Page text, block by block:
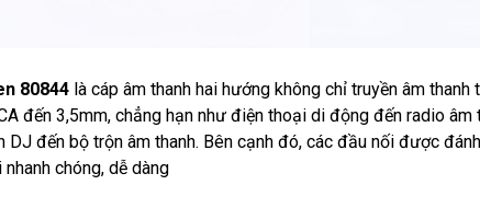
80844 là cáp âm thanh hai hướng không chỉ truyền âm
đến 3,5mm, chẳng hạn như điện thoại di động đến radio
DJ đến bộ trộn âm thanh. Bên cạnh đó, các đầu nối được
chóng, dễ dàng